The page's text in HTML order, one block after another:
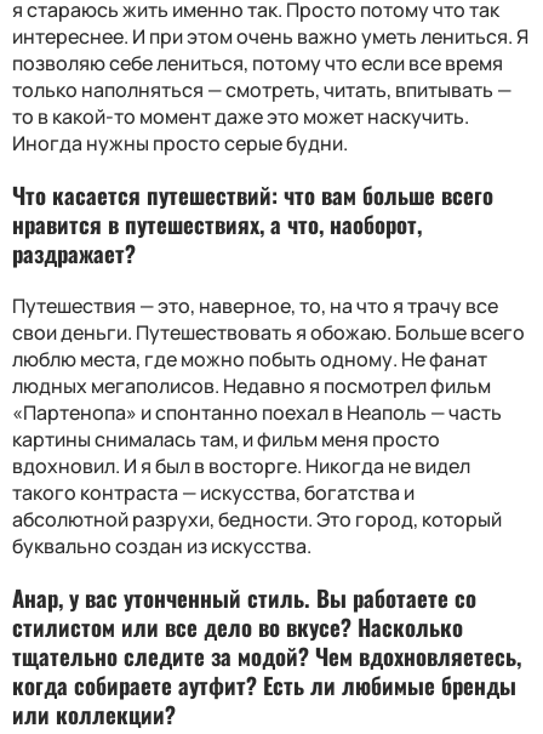
я стараюсь жить именно так. Просто потому что так
интереснее. И при этом очень важно уметь лениться. Я
позволяю себе лениться, потому что если все время
только наполняться — смотреть, читать, впитывать —
то в какой-то момент даже это может наскучить.
Иногда нужны просто серые будни.
Что касается путешествий: что вам больше всего
нравится в путешествиях, а что, наоборот,
раздражает?
Путешествия — это, наверное, то, на что я трачу все
свои деньги. Путешествовать я обожаю. Больше всего
люблю места, где можно побыть одному. Не фанат
людных мегаполисов. Недавно я посмотрел фильм
«Партенопа» и спонтанно поехал в Неаполь — часть
картины снималась там, и фильм меня просто
вдохновил. И я был в восторге. Никогда не видел
такого контраста — искусства, богатства и
абсолютной разрухи, бедности. Это город, который
буквально создан из искусства.
Анар, у вас утонченный стиль. Вы работаете со
стилистом или все дело во вкусе? Насколько
тщательно следите за модой? Чем вдохновляетесь,
когда собираете аутфит? Есть ли любимые бренды
или коллекции?